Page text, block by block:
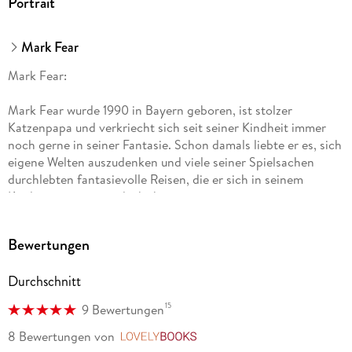
Mark Fear
Mark Fear:
Mark Fear wurde 1990 in Bayern geboren, ist stolzer
Katzenpapa und verkriecht sich seit seiner Kindheit immer
noch gerne in seiner Fantasie. Schon damals liebte er es, sich
eigene Welten auszudenken und viele seiner Spielsachen
durchlebten fantasievolle Reisen, die er sich in seinem
Kinderzimmer ausgedacht hat.
aber noch immer trifft er sich mit seinen Freunden, um bei
Videospiel kleine Abenteuer zu erleben.
2019 begann er mit der Arbeit an seiner Debüt-Reihe, in der
er die Grenzen zwischen Fantasy und Science Fiction
Bewertungen
Durchschnitt
9 Bewertungen15
8 Bewertungen von